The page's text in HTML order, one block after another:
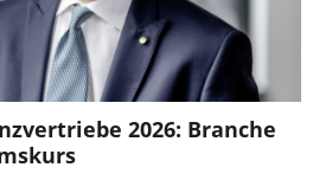
2026: Branche